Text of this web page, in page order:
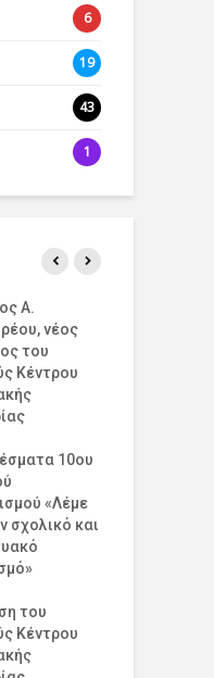
6
19
43
1
Α.
νέος
του
Κέντρου
10ου
«Λέμε
σχολικό και
του
Κέντρου